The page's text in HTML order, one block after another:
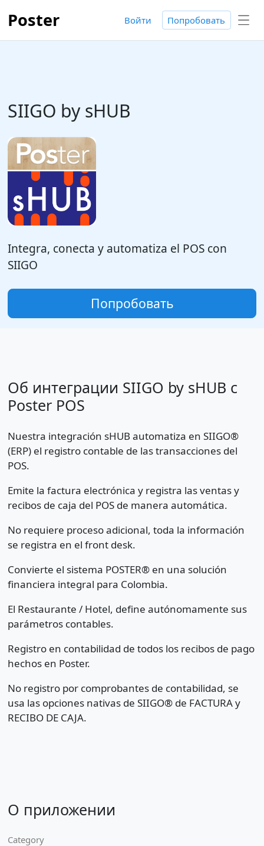
Poster Войти Попробовать
SIIGO by sHUB
Integra, conecta y automatiza el POS con
SIIGO
Попробовать
Об интеграции SIIGO by sHUB с
Poster POS
Nuestra integración sHUB automatiza en SIIGO®
(ERP) el registro contable de las transacciones del
POS.
Emite la factura electrónica y registra las ventas y
recibos de caja del POS de manera automática.
No requiere proceso adicional, toda la información
se registra en el front desk.
Convierte el sistema POSTER® en una solución
financiera integral para Colombia.
El Restaurante / Hotel, define autónomamente sus
parámetros contables.
Registro en contabilidad de todos los recibos de pago
hechos en Poster.
No registro por comprobantes de contabilidad, se
usa las opciones nativas de SIIGO® de FACTURA y
RECIBO DE CAJA.
О приложении
Category